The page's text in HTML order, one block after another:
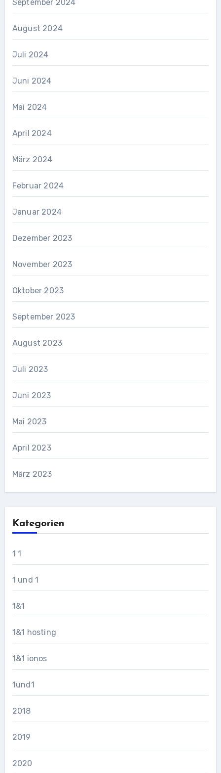
September 2024
August 2024
Juli 2024
Juni 2024
Mai 2024
April 2024
März 2024
Februar 2024
Januar 2024
Dezember 2023
November 2023
Oktober 2023
September 2023
August 2023
Juli 2023
Juni 2023
Mai 2023
April 2023
März 2023
Kategorien
1 1
1 und 1
1&1
1&1 hosting
1&1 ionos
1und1
2018
2019
2020